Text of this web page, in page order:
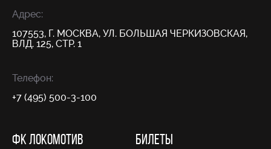
Адрес:
107553, Г. МОСКВА, УЛ. БОЛЬШАЯ ЧЕРКИЗОВСКАЯ,
ВЛД. 125, СТР. 1
Телефон:
+7 (495) 500-3-100
ФК ЛОКОМОТИВ БИЛЕТЫ